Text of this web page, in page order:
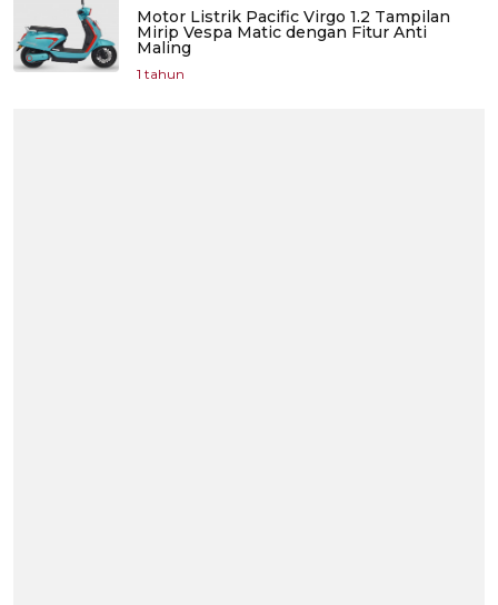
Motor Listrik Pacific Virgo 1.2 Tampilan
Mirip Vespa Matic dengan Fitur Anti
Maling
1 tahun